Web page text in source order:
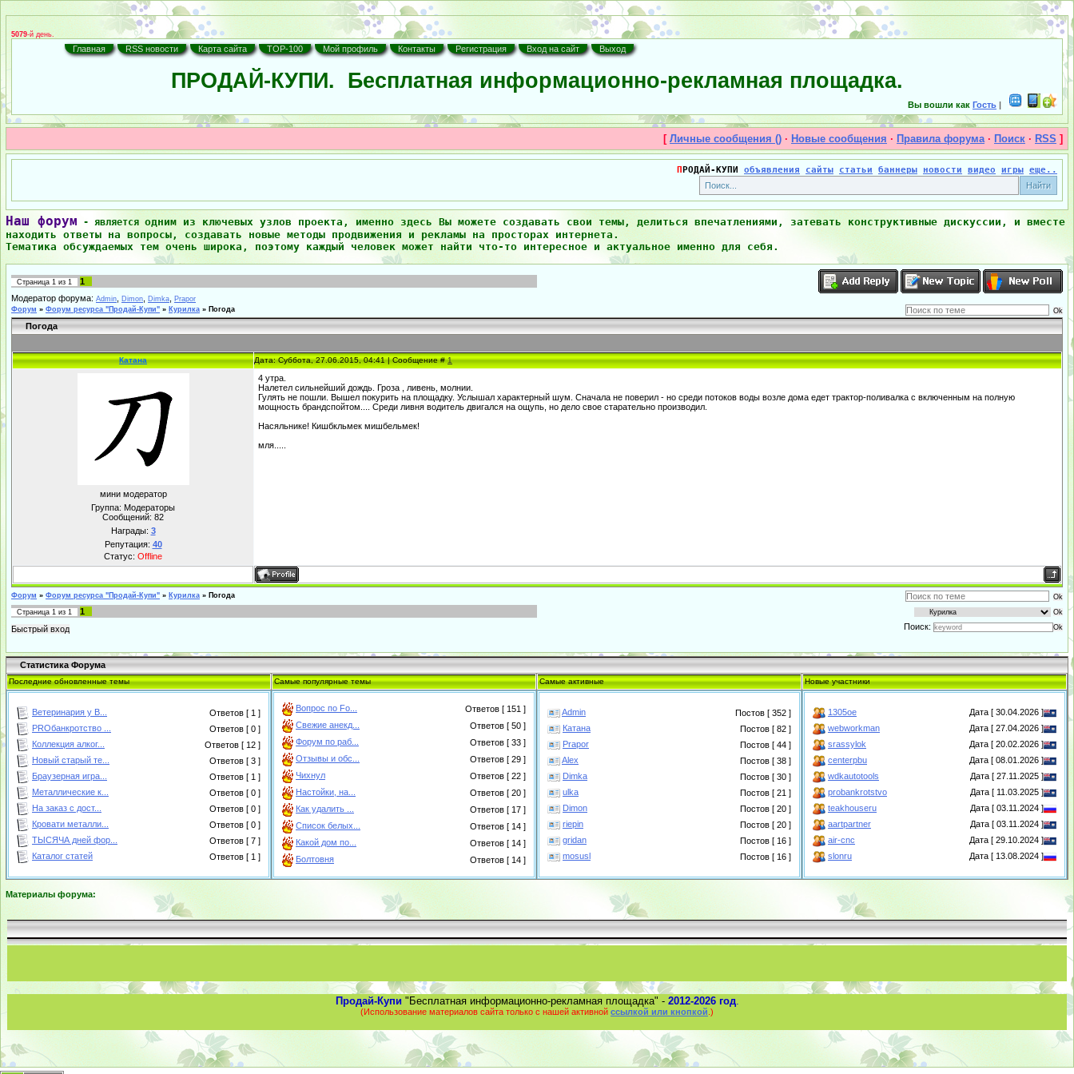
5079-й день.
Главная RSS новости Карта сайта TOP-100 Мой профиль Контакты Регистрация Вход на сайт Выход
ПРОДАЙ-КУПИ. Бесплатная информационно-рекламная площадка.
Вы вошли как Гость |
[ Личные сообщения () · Новые сообщения · Правила форума· Поиск · RSS ]
ПРОДАЙ-КУПИ объявления сайты статьи баннеры новости видео игры еще..
Наш форум - является одним из ключевых узлов проекта, именно здесь Вы можете создавать свои темы, делиться впечатлениями, затевать конструктивные дискуссии, и вместе
находить ответы на вопросы, создавать новые методы продвижения и рекламы на просторах интернета.
Тематика обсуждаемых тем очень широка, поэтому каждый человек может найти что-то интересное и актуальное именно для себя.
Страница 1 из 1
1
Модератор форума: Admin Dimon Dimka
Prapor
Форум » Форум ресурса "Продай-Купи" » Курилка » Погода
Погода
Катана Дата: Суббота, 27.06.2015, 04:41 | Сообщение #1
мини модератор
Группа: Модераторы
Сообщений: 82
Награды: 3
Репутация: 40
Статус: Offline
4 утра.
Налетел сильнейший дождь. Гроза , ливень, молнии.
Гулять не пошли. Вышел покурить на площадку. Услышал характерный шум. Сначала не поверил - но среди потоков воды возле дома едет трактор-поливалка с включенным на полную
мощность брандспойтом.... Среди ливня водитель двигался на ощупь, но дело свое старательно производил.
Насяльнике! Кишбкльмек мишбельмек!
мля.....
Форум » Форум ресурса "Продай-Купи" » Курилка » Погода
Страница 1 из 1
1
Поиск:
Статистика Форума
Последние обновленные темы Самые популярные темы Самые активные Новые участники
Ветеринария у В...
Ответов [ 1 ]
PROбанкротство ...
Ответов [ 0 ]
Коллекция алког...
Ответов [ 12 ]
Новый старый те...
Ответов [ 3 ]
Браузерная игра...
Ответов [ 1 ]
Металлические к...
Ответов [ 0 ]
На заказ с дост...
Ответов [ 0 ]
Кровати металли...
Ответов [ 0 ]
ТЫСЯЧА дней фор...
Ответов [ 7 ]
Каталог статей
Ответов [ 1 ]
Вопрос по Fo...
Ответов [ 151 ]
Свежие анекд...
Ответов [ 50 ]
Форум по раб...
Ответов [ 33 ]
Отзывы и обс...
Ответов [ 29 ]
Чихнул
Ответов [ 22 ]
Настойки, на...
Ответов [ 20 ]
Как удалить ...
Ответов [ 17 ]
Список белых...
Ответов [ 14 ]
Какой дом по...
Ответов [ 14 ]
Болтовня
Ответов [ 14 ]
Admin
Постов [ 352 ]
Катана
Постов [ 82 ]
Prapor
Постов [ 44 ]
Alex
Постов [ 38 ]
Dimka
Постов [ 30 ]
ulka
Постов [ 21 ]
Dimon
Постов [ 20 ]
riepin
Постов [ 20 ]
gridan
Постов [ 16 ]
mosusl
Постов [ 16 ]
1305oe
Дата [ 30.04.2026 ]
webworkman
Дата [ 27.04.2026 ]
srassylok
Дата [ 20.02.2026 ]
centerpbu
Дата [ 08.01.2026 ]
wdkautotools
Дата [ 27.11.2025 ]
probankrotstvo
Дата [ 11.03.2025 ]
teakhouseru
Дата [ 03.11.2024 ]
aartpartner
Дата [ 03.11.2024 ]
air-cnc
Дата [ 29.10.2024 ]
slonru
Дата [ 13.08.2024 ]
Материалы форума:
Продай-Купи "Бесплатная информационно-рекламная площадка" - 2012-2026 год.
(Использование материалов сайта только с нашей активной ссылкой или кнопкой .)